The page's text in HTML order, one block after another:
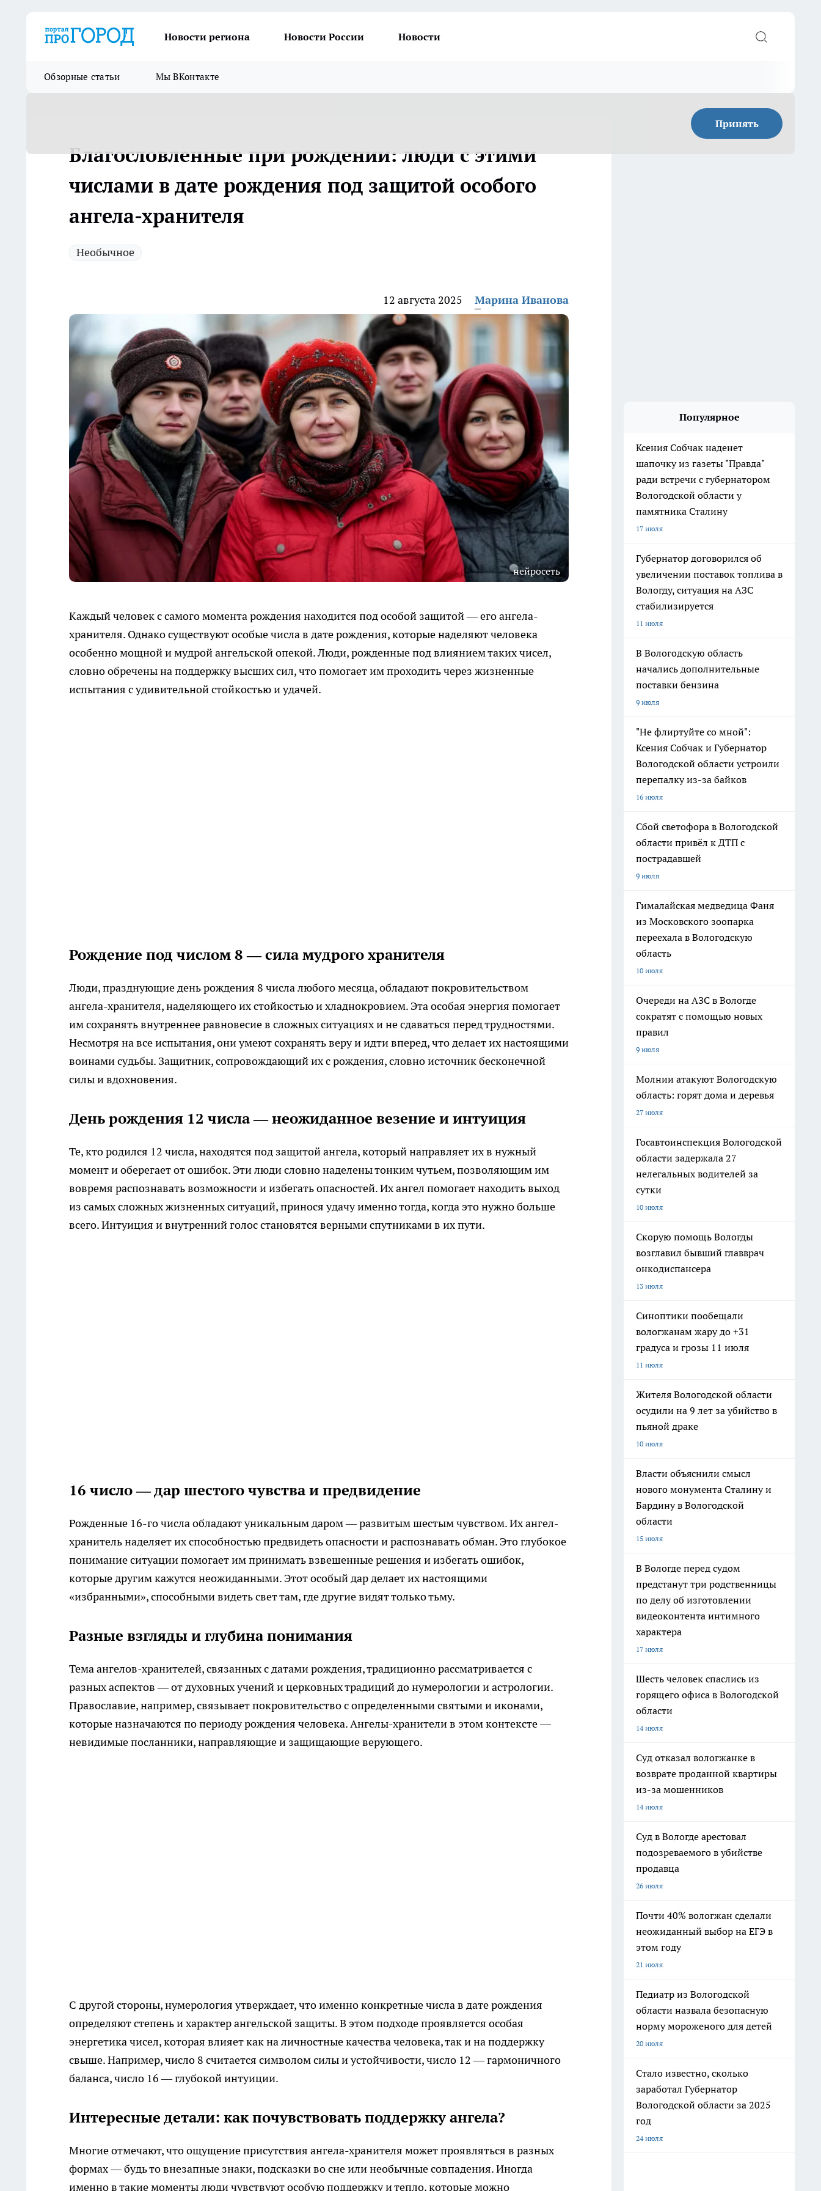
Новости региона Новости России Новости
Обзорные статьи Мы ВКонтакте
Принять
Благословленные при рождении: люди с этими
числами в дате рождения под защитой особого
ангела-хранителя
Необычное
12 августа 2025 Марина Иванова
нейросеть
Каждый человек с самого момента рождения находится под особой защитой — его ангела-
хранителя. Однако существуют особые числа в дате рождения, которые наделяют человека
особенно мощной и мудрой ангельской опекой. Люди, рожденные под влиянием таких чисел,
словно обречены на поддержку высших сил, что помогает им проходить через жизненные
испытания с удивительной стойкостью и удачей.
Рождение под числом 8 — сила мудрого хранителя
Люди, празднующие день рождения 8 числа любого месяца, обладают покровительством
ангела-хранителя, наделяющего их стойкостью и хладнокровием. Эта особая энергия помогает
им сохранять внутреннее равновесие в сложных ситуациях и не сдаваться перед трудностями.
Несмотря на все испытания, они умеют сохранять веру и идти вперед, что делает их настоящими
воинами судьбы. Защитник, сопровождающий их с рождения, словно источник бесконечной
силы и вдохновения.
День рождения 12 числа — неожиданное везение и интуиция
Те, кто родился 12 числа, находятся под защитой ангела, который направляет их в нужный
момент и оберегает от ошибок. Эти люди словно наделены тонким чутьем, позволяющим им
вовремя распознавать возможности и избегать опасностей. Их ангел помогает находить выход
из самых сложных жизненных ситуаций, принося удачу именно тогда, когда это нужно больше
всего. Интуиция и внутренний голос становятся верными спутниками в их пути.
16 число — дар шестого чувства и предвидение
Рожденные 16-го числа обладают уникальным даром — развитым шестым чувством. Их ангел-
хранитель наделяет их способностью предвидеть опасности и распознавать обман. Это глубокое
понимание ситуации помогает им принимать взвешенные решения и избегать ошибок,
которые другим кажутся неожиданными. Этот особый дар делает их настоящими
«избранными», способными видеть свет там, где другие видят только тьму.
Разные взгляды и глубина понимания
Тема ангелов-хранителей, связанных с датами рождения, традиционно рассматривается с
разных аспектов — от духовных учений и церковных традиций до нумерологии и астрологии.
Православие, например, связывает покровительство с определенными святыми и иконами,
которые назначаются по периоду рождения человека. Ангелы-хранители в этом контексте —
невидимые посланники, направляющие и защищающие верующего.
С другой стороны, нумерология утверждает, что именно конкретные числа в дате рождения
определяют степень и характер ангельской защиты. В этом подходе проявляется особая
энергетика чисел, которая влияет как на личностные качества человека, так и на поддержку
свыше. Например, число 8 считается символом силы и устойчивости, число 12 — гармоничного
баланса, число 16 — глубокой интуиции.
Интересные детали: как почувствовать поддержку ангела?
Многие отмечают, что ощущение присутствия ангела-хранителя может проявляться в разных
формах — будь то внезапные знаки, подсказки во сне или необычные совпадения. Иногда
именно в такие моменты люди чувствуют особую поддержку и тепло, которые можно
Популярное
Ксения Собчак наденет
шапочку из газеты "Правда"
ради встречи с губернатором
Вологодской области у
памятника Сталину
17 июля
Губернатор договорился об
увеличении поставок топлива в
Вологду, ситуация на АЗС
стабилизируется
11 июля
В Вологодскую область
начались дополнительные
поставки бензина
9 июля
"Не флиртуйте со мной":
Ксения Собчак и Губернатор
Вологодской области устроили
перепалку из-за байков
16 июля
Сбой светофора в Вологодской
области привёл к ДТП с
пострадавшей
9 июля
Гималайская медведица Фаня
из Московского зоопарка
переехала в Вологодскую
область
10 июля
Очереди на АЗС в Вологде
сократят с помощью новых
правил
9 июля
Молнии атакуют Вологодскую
область: горят дома и деревья
27 июля
Госавтоинспекция Вологодской
области задержала 27
нелегальных водителей за
сутки
10 июля
Скорую помощь Вологды
возглавил бывший главврач
онкодиспансера
13 июля
Синоптики пообещали
вологжанам жару до +31
градуса и грозы 11 июля
11 июля
Жителя Вологодской области
осудили на 9 лет за убийство в
пьяной драке
10 июля
Власти объяснили смысл
нового монумента Сталину и
Бардину в Вологодской
области
15 июля
В Вологде перед судом
предстанут три родственницы
по делу об изготовлении
видеоконтента интимного
характера
17 июля
Шесть человек спаслись из
горящего офиса в Вологодской
области
14 июля
Суд отказал вологжанке в
возврате проданной квартиры
из-за мошенников
14 июля
Суд в Вологде арестовал
подозреваемого в убийстве
продавца
26 июля
Почти 40% вологжан сделали
неожиданный выбор на ЕГЭ в
этом году
21 июля
Педиатр из Вологодской
области назвала безопасную
норму мороженого для детей
20 июля
Стало известно, сколько
заработал Губернатор
Вологодской области за 2025
год
24 июля